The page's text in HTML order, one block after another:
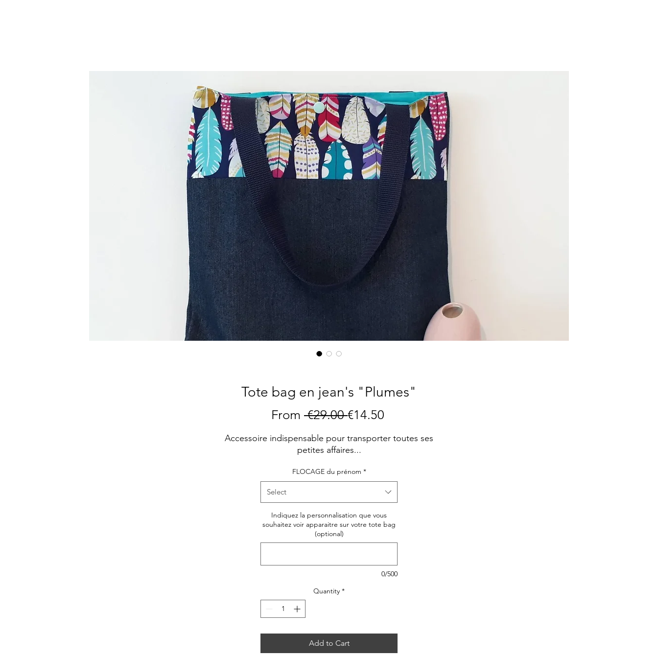
Tote bag en jean's "Plumes"
From €29.00 Regular
€14.50
Accessoire indispensable pour transporter toutes ses
petites affaires...
FLOCAGE du prénom *
Select
Indiquez la personnalisation que vous
souhaitez voir apparaitre sur votre tote bag
(optional)
0/500
Quantity *
Add to Cart